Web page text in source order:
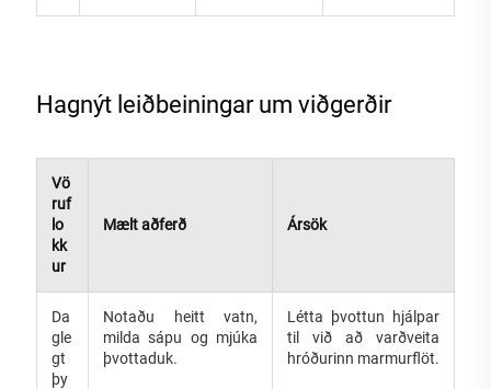
Hagnýt leiðbeiningar um viðgerðir
Vö
ruf
lo
kk
ur
Mælt aðferð Ársök
Da
gle
gt
þy
Notaðu heitt vatn,
milda sápu og mjúka
þvottaduk.
Létta þvottun hjálpar
til við að varðveita
hróðurinn marmurflöt.